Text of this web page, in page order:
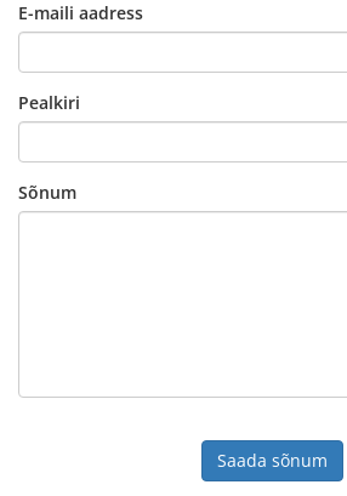
E-maili aadress
Pealkiri
Sõnum
Saada sõnum